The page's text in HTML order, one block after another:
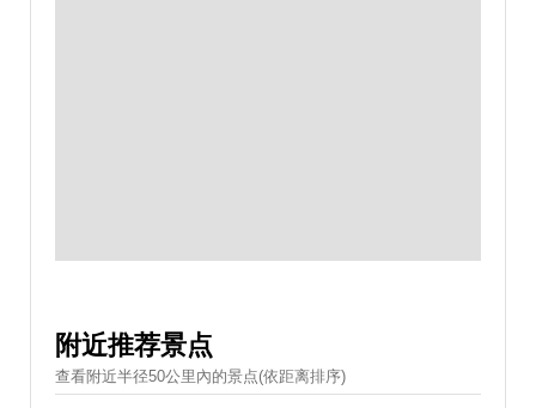
附近推荐景点
查看附近半径50公里內的景点(依距离排序)